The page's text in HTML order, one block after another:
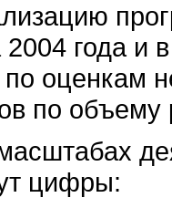
года и
оценкам
по
цифры: